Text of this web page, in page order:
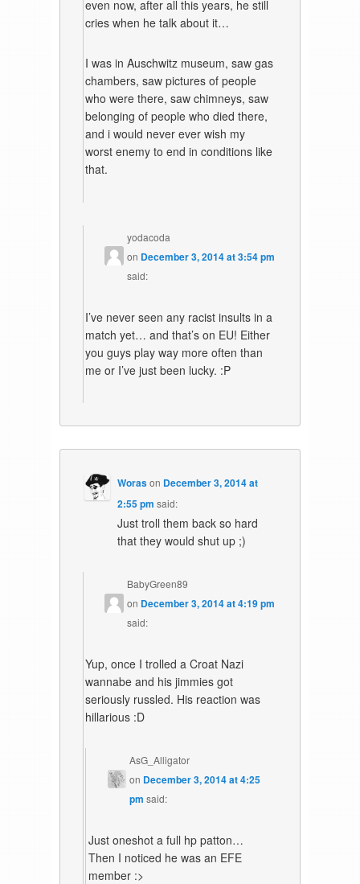
even now, after all this years, he still
cries when he talk about it…
I was in Auschwitz museum, saw gas
chambers, saw pictures of people
who were there, saw chimneys, saw
belonging of people who died there,
and i would never ever wish my
worst enemy to end in conditions like
that.
yodacoda
on December 3, 2014 at 3:54 pm
said:
I’ve never seen any racist insults in a
match yet… and that’s on EU! Either
you guys play way more often than
me or I’ve just been lucky. :P
Worason December 3, 2014 at
2:55 pm said:
Just troll them back so hard
that they would shut up ;)
BabyGreen89
on December 3, 2014 at 4:19 pm
said:
Yup, once I trolled a Croat Nazi
wannabe and his jimmies got
seriously russled. His reaction was
hillarious :D
AsG_Alligator
on December 3, 2014 at 4:25
pm said:
Just oneshot a full hp patton…
Then I noticed he was an EFE
member :>